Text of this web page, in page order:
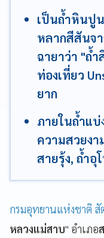
เป็นถ้ำหินปู
หลากสีสันจ
ฉายาว่า "ถ้
ท่องเที่ยว
ยาก
ภายในถ้ำแบ่
ความสวยงา
สายรุ้ง, ถ้ำอุ
กรมอุทยานแห่งชาติ
หลวงแม่สาบ" อำเภอ